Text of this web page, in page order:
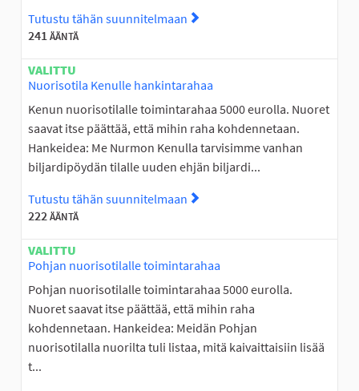
Tutustu tähän suunnitelmaan
241 ÄÄNTÄ
VALITTU
Nuorisotila Kenulle hankintarahaa
Kenun nuorisotilalle toimintarahaa 5000 eurolla. Nuoret
saavat itse päättää, että mihin raha kohdennetaan.
Hankeidea: Me Nurmon Kenulla tarvisimme vanhan
biljardipöydän tilalle uuden ehjän biljardi...
Tutustu tähän suunnitelmaan
222 ÄÄNTÄ
VALITTU
Pohjan nuorisotilalle toimintarahaa
Pohjan nuorisotilalle toimintarahaa 5000 eurolla.
Nuoret saavat itse päättää, että mihin raha
kohdennetaan. Hankeidea: Meidän Pohjan
nuorisotilalla nuorilta tuli listaa, mitä kaivaittaisiin lisää
t...